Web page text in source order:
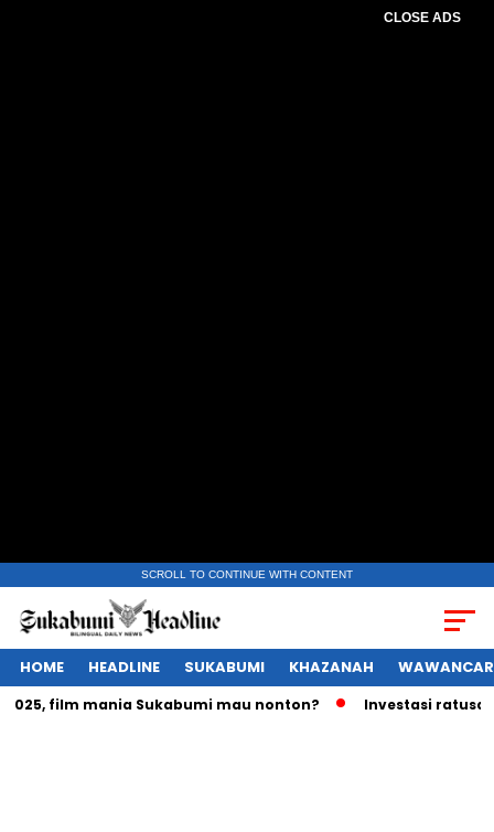
CLOSE ADS
SCROLL TO CONTINUE WITH CONTENT
HOME HEADLINE SUKABUMI KHAZANAH
film mania Sukabumi mau nonton? Investasi ratusan